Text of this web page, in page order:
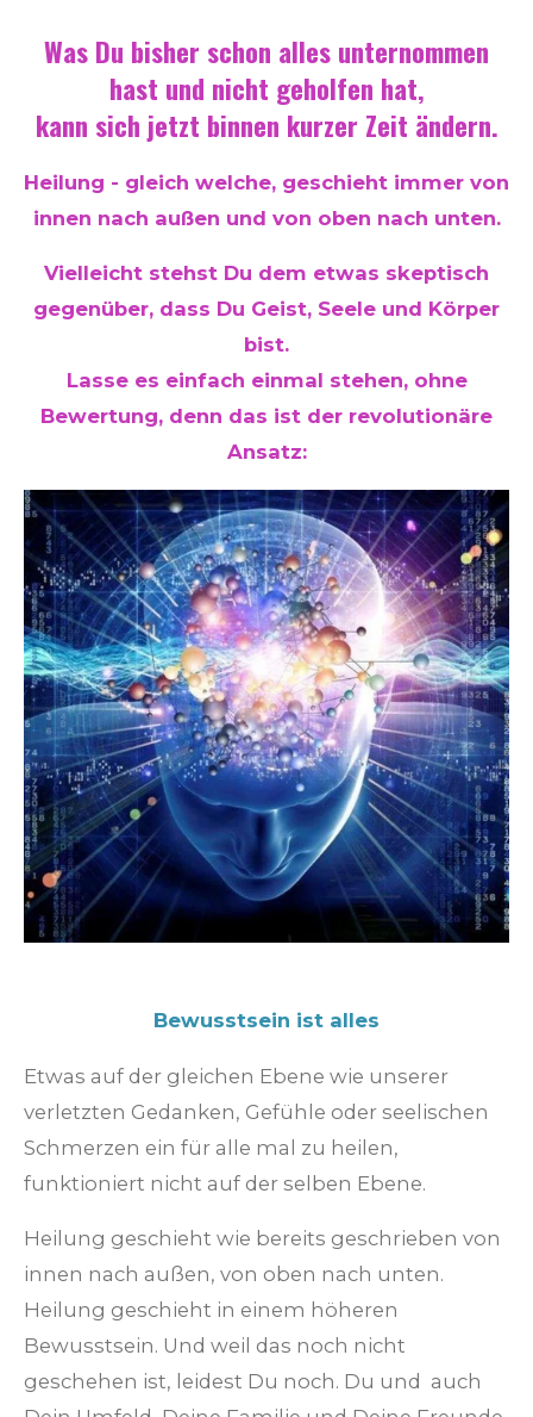
Was Du bisher schon alles unternommen
hast und nicht geholfen hat,
kann sich jetzt binnen kurzer Zeit ändern.
Heilung - gleich welche, geschieht immer von
innen nach außen und von oben nach unten.
Vielleicht stehst Du dem etwas skeptisch
gegenüber, dass Du Geist, Seele und Körper
bist.
Lasse es einfach einmal stehen, ohne
Bewertung, denn das ist der revolutionäre
Ansatz:
Bewusstsein ist alles
Etwas auf der gleichen Ebene wie unserer
verletzten Gedanken, Gefühle oder seelischen
Schmerzen ein für alle mal zu heilen,
funktioniert nicht auf der selben Ebene.
Heilung geschieht wie bereits geschrieben von
innen nach außen, von oben nach unten.
Heilung geschieht in einem höheren
Bewusstsein. Und weil das noch nicht
geschehen ist, leidest Du noch. Du und auch